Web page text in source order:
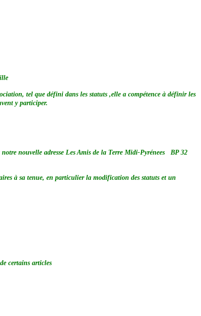
tel que défini dans les statuts ,elle a compétence à définir les
y participer.
nouvelle adresse Les Amis de la Terre Midi-Pyrénees BP 32
sa tenue, en particulier la modification des statuts et un
certains articles